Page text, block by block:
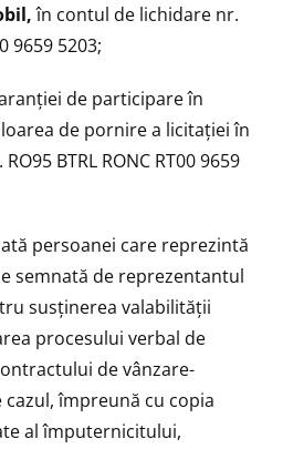
în contul de lichidare nr.
9659 5203;
de participare în
de pornire a licitaţiei în
BTRL RONC RT00 9659
persoanei care reprezintă
semnată de reprezentantul
susţinerea valabilităţii
procesului verbal de
de vânzare-
împreună cu copia
al împuternicitului,